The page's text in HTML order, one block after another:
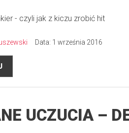
- czyli jak z kiczu zrobić hit
Data: 1 września 2016
UCZUCIA –